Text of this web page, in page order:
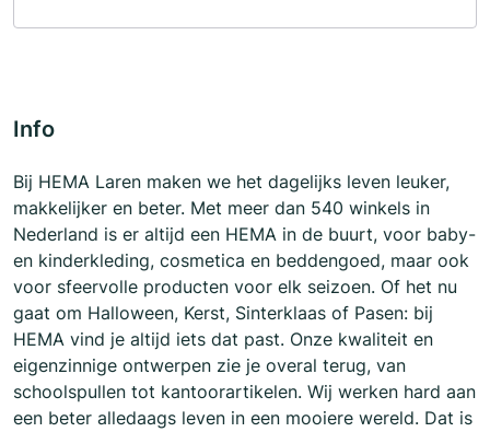
Info
Bij HEMA Laren maken we het dagelijks leven leuker,
makkelijker en beter. Met meer dan 540 winkels in
Nederland is er altijd een HEMA in de buurt, voor baby-
en kinderkleding, cosmetica en beddengoed, maar ook
voor sfeervolle producten voor elk seizoen. Of het nu
gaat om Halloween, Kerst, Sinterklaas of Pasen: bij
HEMA vind je altijd iets dat past. Onze kwaliteit en
eigenzinnige ontwerpen zie je overal terug, van
schoolspullen tot kantoorartikelen. Wij werken hard aan
een beter alledaags leven in een mooiere wereld. Dat is